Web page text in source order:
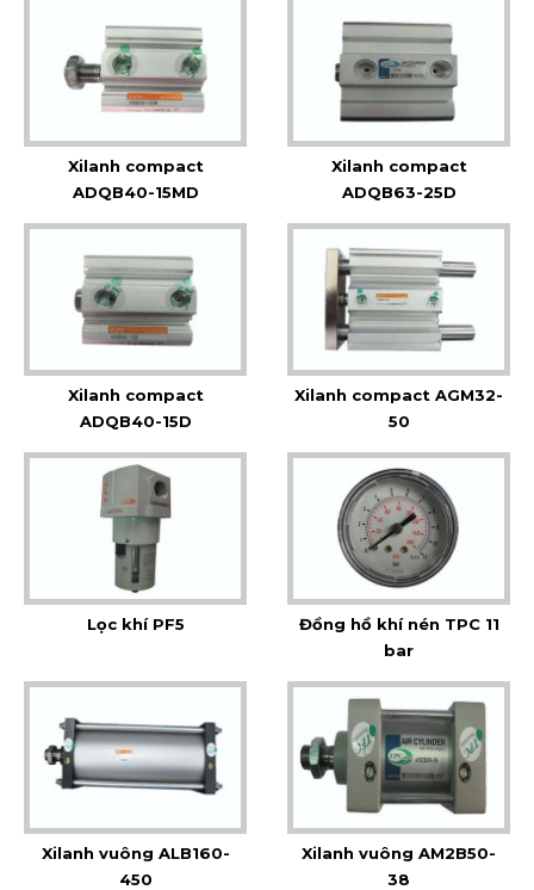
Xilanh compact
ADQB40-15MD
Xilanh compact
ADQB63-25D
Xilanh compact
ADQB40-15D
Xilanh compact AGM32-
50
Lọc khí PF5
Đồng hồ khí nén TPC 11
bar
Xilanh vuông ALB160-
450
Xilanh vuông AM2B50-
38